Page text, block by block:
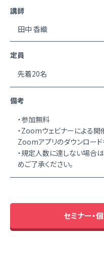
講師
田中 香織
定員
先着20名
備考
・参加無料
・Zoomウェビナーによる開
Zoomアプリのダウンロード
・規定人数に達しない場合
めご了承ください。
セミナー・